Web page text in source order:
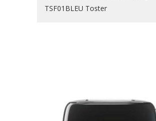
TSF01BLEU Toster